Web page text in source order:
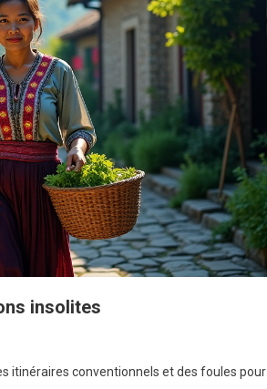
insolites
itinéraires conventionnels et des foules pour